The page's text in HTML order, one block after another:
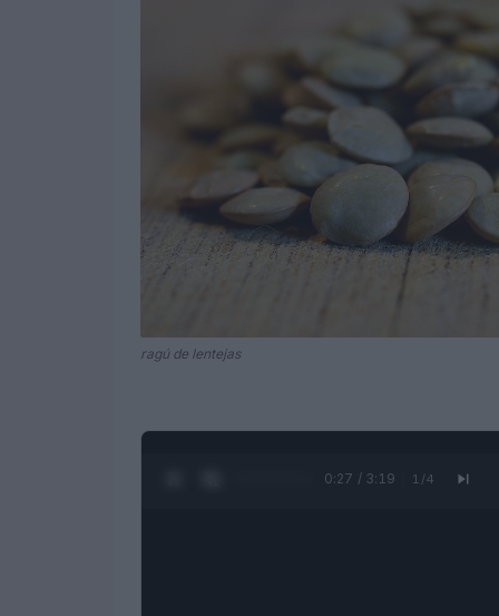
ragú de lentejas
0:28 / 3:19 1 /4